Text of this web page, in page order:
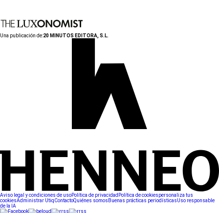
Una publicación de:20 MINUTOS EDITORA, S.L.
Aviso legal y condiciones de usoPolítica de privacidad Política de cookiespersonaliza tus
cookiesAdministrar UtiqContactoQuiénes somos Buenas prácticas periodísticasUso responsable
de la IA